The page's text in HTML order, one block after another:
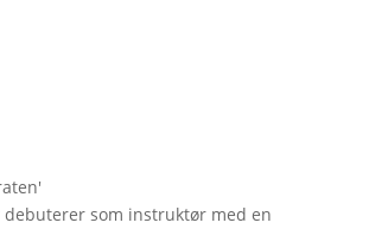
'
debuterer som instruktør med en